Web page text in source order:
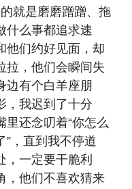
是磨磨蹭蹭、拖
什么事都追求速
他们约好见面，却
拉，他们会瞬间失
边有个白羊座朋
，我迟到了十分
里还念叨着“你怎么
”，直到我不停道
，一定要干脆利
，他们不喜欢猜来